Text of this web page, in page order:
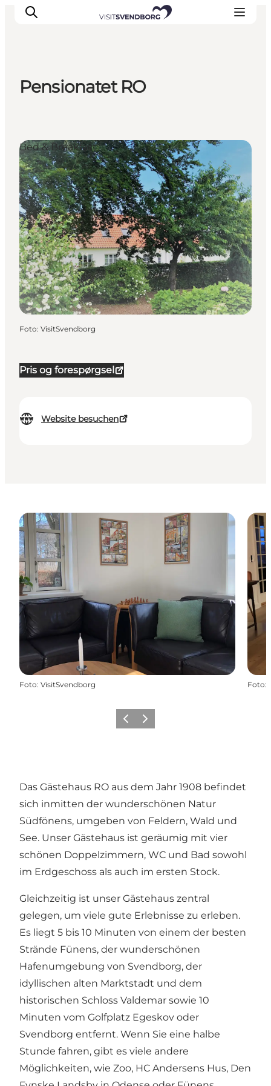
Shopping in Svendborg
Übernachtung
Den Urlaub planen
Pensionatet RO
Pris og forespørgsel
Website besuchen
Bed & Breakfast
Foto: VisitSvendborg
Foto: VisitSvendborg Foto:
Vorherige Folie
Nächste Folie
Das Gästehaus RO aus dem Jahr 1908 befindet
sich inmitten der wunderschönen Natur
Südfönens, umgeben von Feldern, Wald und
See. Unser Gästehaus ist geräumig mit vier
schönen Doppelzimmern, WC und Bad sowohl
im Erdgeschoss als auch im ersten Stock.
Gleichzeitig ist unser Gästehaus zentral
gelegen, um viele gute Erlebnisse zu erleben.
Es liegt 5 bis 10 Minuten von einem der besten
Strände Fünens, der wunderschönen
Hafenumgebung von Svendborg, der
idyllischen alten Marktstadt und dem
historischen Schloss Valdemar sowie 10
Minuten vom Golfplatz Egeskov oder
Svendborg entfernt. Wenn Sie eine halbe
Stunde fahren, gibt es viele andere
Möglichkeiten, wie Zoo, HC Andersens Hus, Den